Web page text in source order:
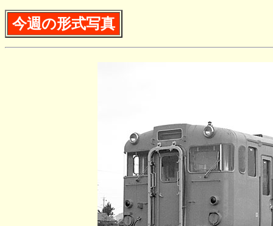
今週の形式写真